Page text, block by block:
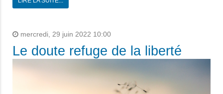
mercredi, 29 juin 2022 10:00
Le doute refuge de la liberté